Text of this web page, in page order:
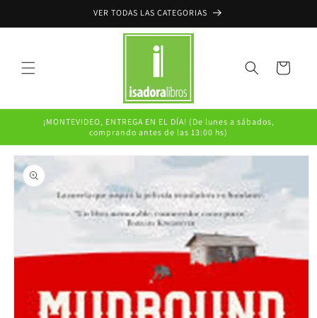
al contenido
VER TODAS LAS CATEGORIAS
Carrito
¡MONTEVIDEO, ENTREGA EN EL DÍA! (De lunes a sábados,
comprando antes de las 13:00 hs)
directamente
a la
información
del producto